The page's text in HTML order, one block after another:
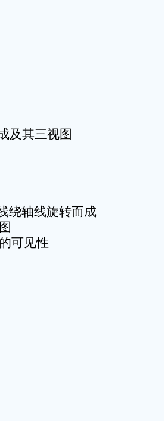
及其三视图
轴线旋转而成
可见性